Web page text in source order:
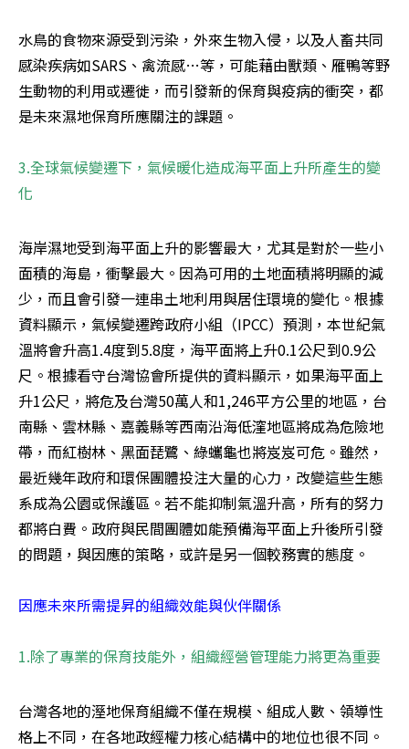
水鳥的食物來源受到污染，外來生物入侵，以及人畜共同
感染疾病如SARS、禽流感…等，可能藉由獸類、雁鴨等野
生動物的利用或遷徙，而引發新的保育與疫病的衝突，都
是未來濕地保育所應關注的課題。
3.全球氣候變遷下，氣候暖化造成海平面上升所產生的變
化
海岸濕地受到海平面上升的影響最大，尤其是對於一些小
面積的海島，衝擊最大。因為可用的土地面積將明顯的減
少，而且會引發一連串土地利用與居住環境的變化。根據
資料顯示，氣候變遷跨政府小組（IPCC）預測，本世紀氣
溫將會升高1.4度到5.8度，海平面將上升0.1公尺到0.9公
尺。根據看守台灣協會所提供的資料顯示，如果海平面上
升1公尺，將危及台灣50萬人和1,246平方公里的地區，台
南縣、雲林縣、嘉義縣等西南沿海低漥地區將成為危險地
帶，而紅樹林、黑面琵鷺、綠蠵龜也將岌岌可危。雖然，
最近幾年政府和環保團體投注大量的心力，改變這些生態
系成為公園或保護區。若不能抑制氣溫升高，所有的努力
都將白費。政府與民間團體如能預備海平面上升後所引發
的問題，與因應的策略，或許是另一個較務實的態度。
因應未來所需提昇的組織效能與伙伴關係
1.除了專業的保育技能外，組織經營管理能力將更為重要
台灣各地的溼地保育組織不僅在規模、組成人數、領導性
格上不同，在各地政經權力核心結構中的地位也很不同。